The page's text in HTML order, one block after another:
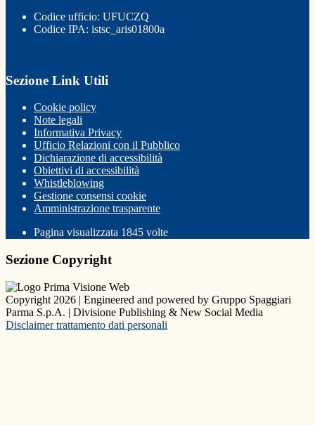
Codice ufficio: UFUCZQ
Codice IPA: istsc_aris01800a
Sezione Link Utili
Cookie policy
Note legali
Informativa Privacy
Ufficio Relazioni con il Pubblico
Dichiarazione di accessibilità
Obiettivi di accessibilità
Whistleblowing
Gestione consensi cookie
Amministrazione trasparente
Pagina visualizzata 1845 volte
Sezione Copyright
Copyright 2026 | Engineered and powered by Gruppo Spaggiari
Parma S.p.A. | Divisione Publishing & New Social Media
Disclaimer trattamento dati personali